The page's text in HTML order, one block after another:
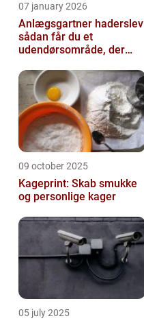
07 january 2026
Anlægsgartner haderslev
sådan får du et
udendørsområde, der
09 october 2025
Kageprint: Skab smukke
og personlige kager
05 july 2025